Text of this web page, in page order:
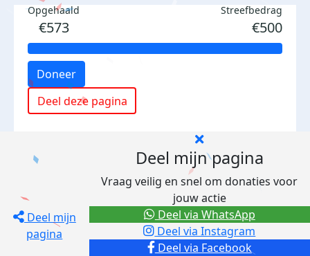
Opgehaald
€573
Streefbedrag
€500
Doneer
Deel deze pagina
Deel mijn
pagina
Deel mijn pagina
Vraag veilig en snel om donaties voor
jouw actie
Deel via Facebook
Deel via Instagram
Deel via WhatsApp